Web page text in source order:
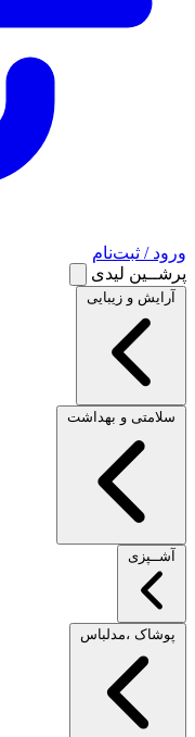
ورود / ثبت‌نام
پرشــین لیدی
آرایش و زیبایی
سلامتی و بهداشت
آشــپزی
پوشاک ،مدلباس